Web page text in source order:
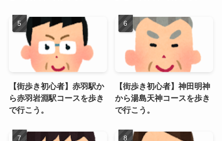
【街歩き初心者】赤羽駅か
ら赤羽岩淵駅コースを歩き
で行こう。
【街歩き初心者】神田明神
から湯島天神コースを歩き
で行こう。